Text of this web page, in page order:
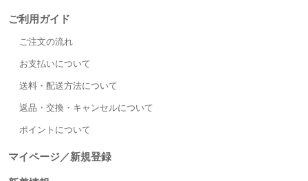
ご利用ガイド
ご注文の流れ
お支払いについて
送料・配送方法について
返品・交換・キャンセルについて
ポイントについて
マイページ／新規登録